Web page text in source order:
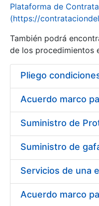
Erakutsi/Ezkutatu
Plataforma de
(https://
También podrá
de los procedimientos